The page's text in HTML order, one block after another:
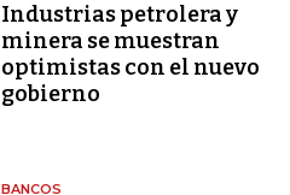
Industrias petrolera y
minera se muestran
optimistas con el nuevo
gobierno
BANCOS